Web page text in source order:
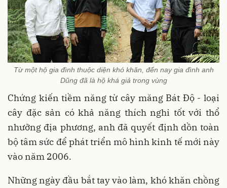
Từ một hộ gia đình thuộc diện khó khăn, đến nay gia đình anh
Dũng đã là hộ khá giả trong vùng
Chứng kiến tiềm năng từ cây măng Bát Độ - loại
cây đặc sản có khả năng thích nghi tốt với thổ
nhưỡng địa phương, anh đã quyết định dồn toàn
bộ tâm sức để phát triển mô hình kinh tế mới này
vào năm 2006.
Những ngày đầu bắt tay vào làm, khó khăn chồng